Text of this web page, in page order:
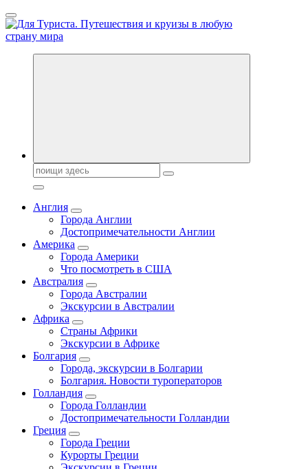
Перейти
к
содержанию
Новости туризма, куда поехать на отдых, где провести отпуск.
Поиск:
Англия
Города Англии
Достопримечательности Англии
Америка
Города Америки
Что посмотреть в США
Австралия
Города Австралии
Экскурсии в Австралии
Африка
Страны Африки
Экскурсии в Африке
Болгария
Города, экскурсии в Болгарии
Болгария. Новости туроператоров
Голландия
Города Голландии
Достопримечательности Голландии
Греция
Города Греции
Курорты Греции